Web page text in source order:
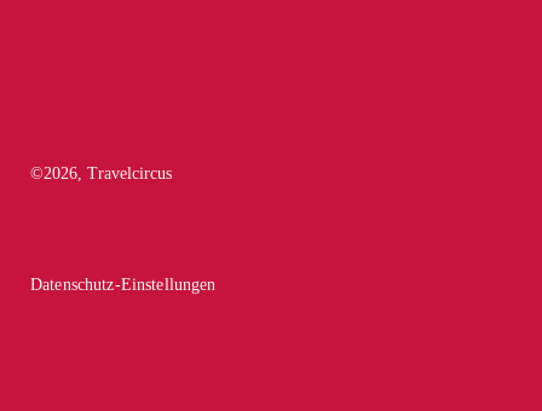
©2026, Travelcircus
Datenschutz-Einstellungen